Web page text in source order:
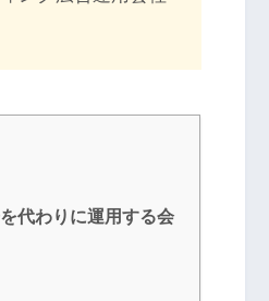
代わりに運用する会